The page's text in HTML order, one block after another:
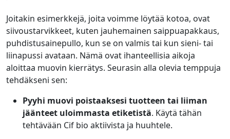
Joitakin esimerkkejä, joita voimme löytää kotoa, ovat
siivoustarvikkeet, kuten jauhemainen saippuapakkaus,
puhdistusainepullo, kun se on valmis tai kun sieni- tai
liinapussi avataan. Nämä ovat ihanteellisia aikoja
aloittaa muovin kierrätys. Seurasin alla olevia temppuja
tehdäkseni sen:
Pyyhi muovi poistaaksesi tuotteen tai liiman
jäänteet uloimmasta etiketistä. Käytä tähän
tehtävään Cif bio aktiivista ja huuhtele.